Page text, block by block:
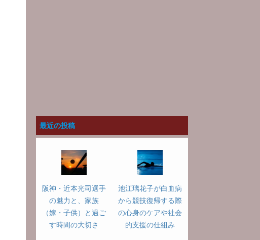
最近の投稿
阪神・近本光司選手
の魅力と、家族
（嫁・子供）と過ご
す時間の大切さ
池江璃花子が白血病
から競技復帰する際
の心身のケアや社会
的支援の仕組み